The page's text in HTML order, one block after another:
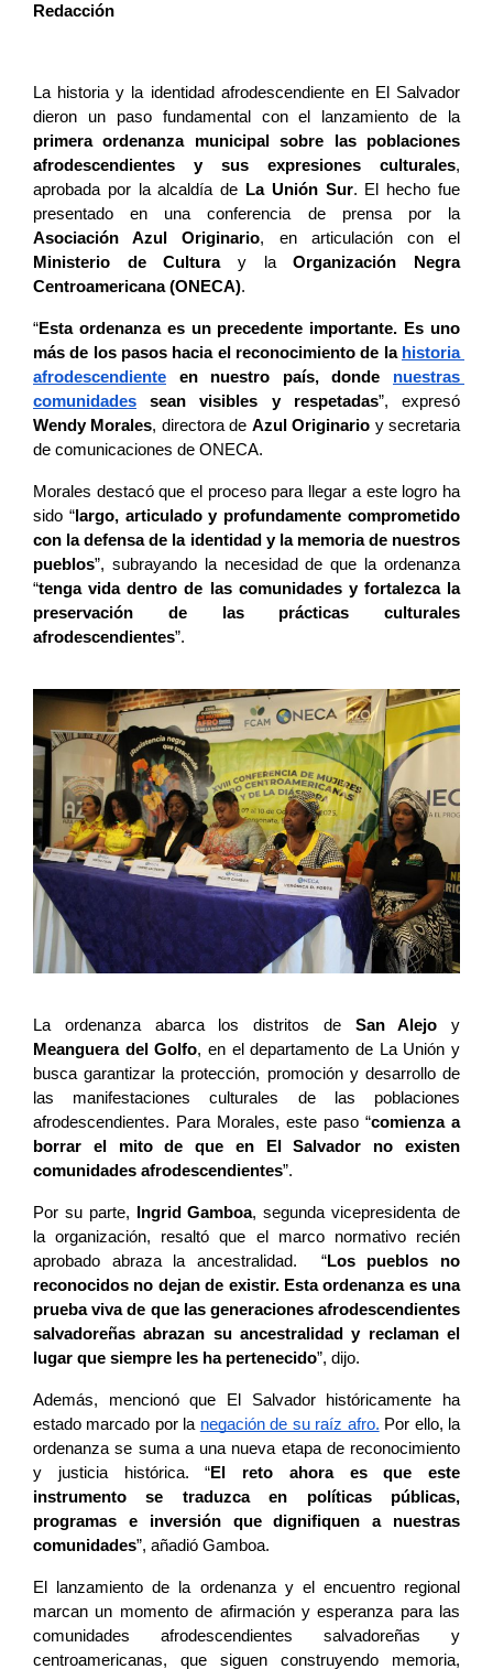
Redacción
La historia y la identidad afrodescendiente en El Salvador
primera ordenanza municipal sobre las poblaciones
afrodescendientes y sus expresiones culturales,
aprobada por la alcaldía de La Unión Sur. El hecho fue
Asociación Azul Originario
Ministerio de Cultura y la Organización Negra
Centroamericana (ONECA).
“Esta ordenanza es un precedente importante. Es uno
más de los pasos hacia el reconocimiento de la historia
afrodescendiente en nuestro país, donde nuestras
comunidades sean visibles y respetadas
Wendy Morales, directora de Azul Originario y secretaria
de comunicaciones de ONECA.
Morales destacó que el proceso para llegar a este logro ha
sido “largo, articulado y profundamente comprometido
con la defensa de la identidad y la memoria de nuestros
pueblos”, subrayando la necesidad de que la ordenanza
“tenga vida dentro de las comunidades y fortalezca la
preservación de las prácticas culturales
afrodescendientes”.
La ordenanza abarca los distritos de San Alejo
Meanguera del Golfo, en el departamento de La Unión y
busca garantizar la protección, promoción y desarrollo de
las manifestaciones culturales de las poblaciones
afrodescendientes. Para Morales, este paso “comienza a
borrar el mito de que en El Salvador no existen
comunidades afrodescendientes”.
Por su parte, Ingrid Gamboa, segunda vicepresidenta de
la organización, resaltó que el marco normativo recién
aprobado abraza la ancestralidad.  “Los pueblos no
reconocidos no dejan de existir. Esta ordenanza es una
prueba viva de que las generaciones afrodescendientes
salvadoreñas abrazan su ancestralidad y reclaman el
lugar que siempre les ha pertenecido”, dijo.
Además, mencionó que El Salvador históricamente ha
estado marcado por la negación de su raíz afro. Por ello, la
ordenanza se suma a una nueva etapa de reconocimiento
y justicia histórica. “El reto ahora es que este
instrumento se traduzca en políticas públicas,
programas e inversión que dignifiquen a nuestras
comunidades”, añadió Gamboa.
El lanzamiento de la ordenanza y el encuentro regional
marcan un momento de afirmación y esperanza para las
comunidades afrodescendientes salvadoreñas y
centroamericanas, que siguen construyendo memoria,